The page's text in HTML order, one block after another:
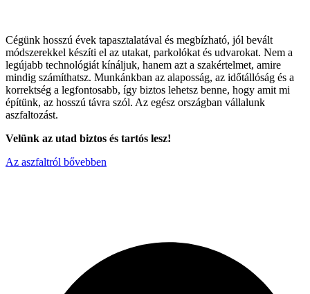
Cégünk hosszú évek tapasztalatával és megbízható, jól bevált
módszerekkel készíti el az utakat, parkolókat és udvarokat. Nem a
legújabb technológiát kínáljuk, hanem azt a szakértelmet, amire
mindig számíthatsz. Munkánkban az alaposság, az időtállóság és a
korrektség a legfontosabb, így biztos lehetsz benne, hogy amit mi
építünk, az hosszú távra szól. Az egész országban vállalunk
aszfaltozást.
Velünk az utad biztos és tartós lesz!
Az aszfaltról bővebben